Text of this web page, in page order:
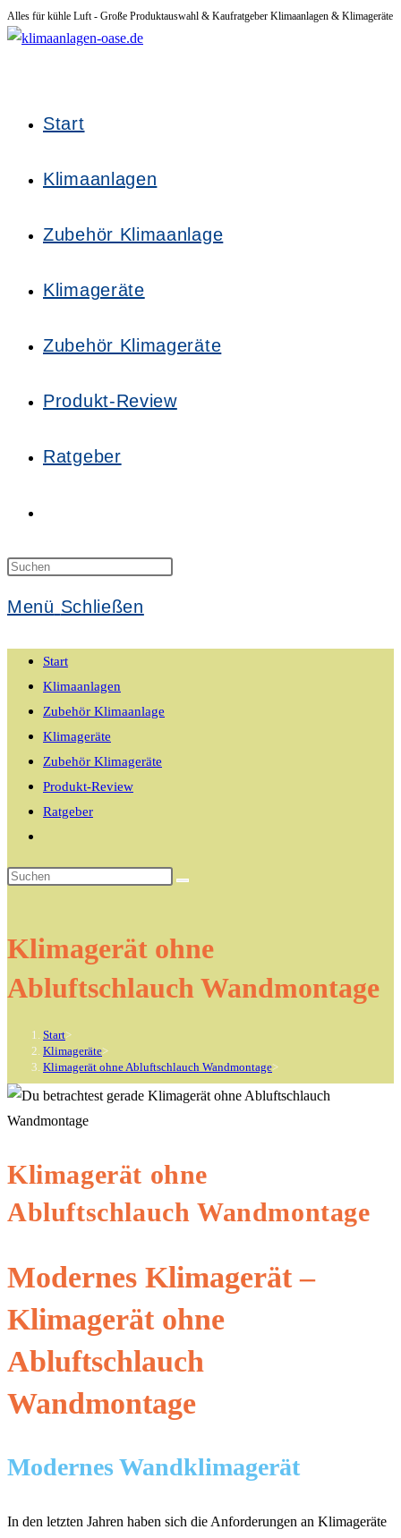
Zum
Inhalt
Alles für kühle Luft - Große Produktauswahl & Kaufratgeber Klimaanlagen & Klimageräte
Start
Klimaanlagen
Zubehör Klimaanlage
Klimageräte
Zubehör Klimageräte
Produkt-Review
Ratgeber
Suche
umschalten
Menü Schließen
Start
Klimaanlagen
Zubehör Klimaanlage
Klimageräte
Zubehör Klimageräte
Produkt-Review
Ratgeber
umschalten
Diese
Klimagerät ohne
Abluftschlauch Wandmontage
Start>
Klimageräte>
Klimagerät ohne Abluftschlauch Wandmontage>
Klimagerät ohne
Abluftschlauch Wandmontage
Modernes Klimagerät –
Klimagerät ohne
Abluftschlauch
Wandmontage
Modernes Wandklimagerät
In den letzten Jahren haben sich die Anforderungen an Klimageräte